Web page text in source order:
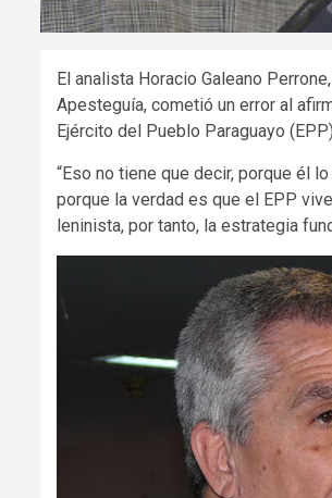
El analista Horacio Galeano
Apesteguía, cometió un error al
Ejército del Pueblo Paraguayo
“Eso no tiene que decir, porque él
porque la verdad es que el EPP
leninista, por tanto, la estrategia